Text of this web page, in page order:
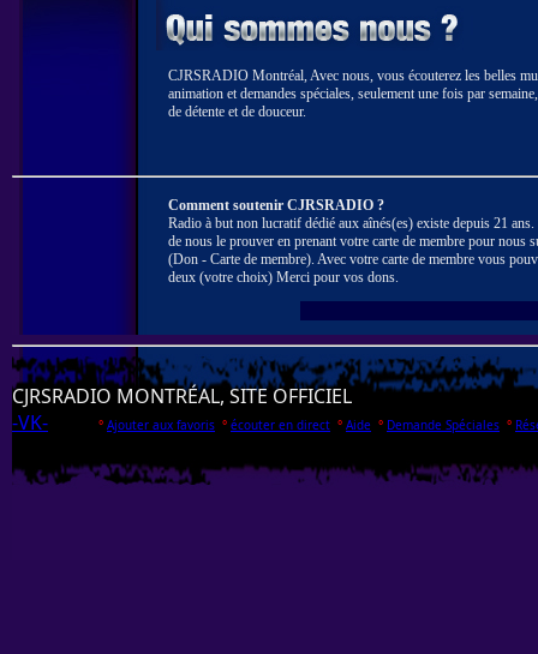
CJRSRADIO Montréal, Avec nous, vous écouterez les belles
animation et demandes spéciales, seulement une fois par
de détente et de douceur.
Comment soutenir CJRSRADIO ?
Radio à but non lucratif dédié aux aînés(es) existe depuis 21
de nous le prouver en prenant votre carte de membre pour nous
(Don - Carte de membre). Avec votre carte de membre vous
deux (votre choix) Merci pour vos dons.
CJRSRADIO MONTRÉAL, SITE OFFICIEL
-VK-
° Ajouter aux favoris ° écouter en direct ° Aide ° Demande Spéciales °